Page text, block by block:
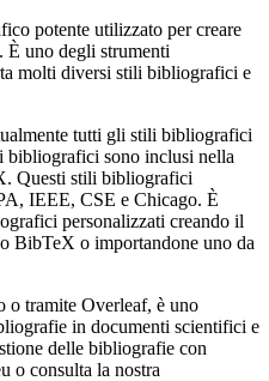
potente utilizzato per creare
uno degli strumenti
molti diversi stili bibliografici e
tutti gli stili bibliografici
sono inclusi nella
Questi stili bibliografici
IEEE, CSE e Chicago. È
personalizzati creando il
BibTeX o importandone uno da
o tramite Overleaf, è uno
in documenti scientifici e
delle bibliografie con
o consulta la nostra